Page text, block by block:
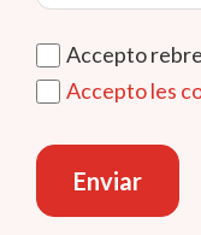
Accepto
Accepto les
Enviar